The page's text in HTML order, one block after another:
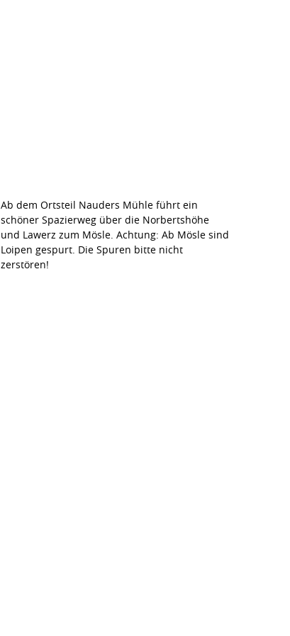
Ab dem Ortsteil Nauders Mühle führt ein
schöner Spazierweg über die Norbertshöhe
und Lawerz zum Mösle. Achtung: Ab Mösle sind
Loipen gespurt. Die Spuren bitte nicht
zerstören!